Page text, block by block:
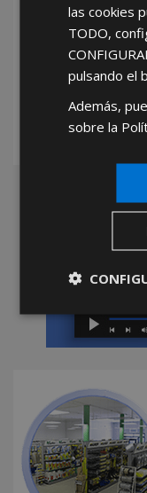
*Abstenerse
las cookies
TODO,
pulsando el
Además,
sobre la